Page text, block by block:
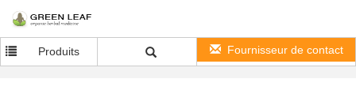
Produits Fournisseur de contact